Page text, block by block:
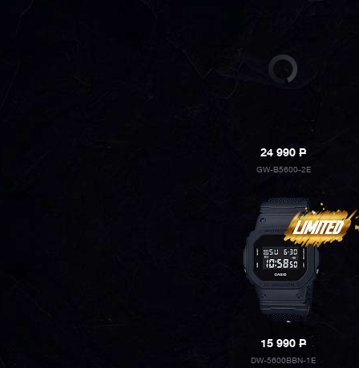
24 990P
GW-B5600-2E
15 990P
DW-5600BBN-1E